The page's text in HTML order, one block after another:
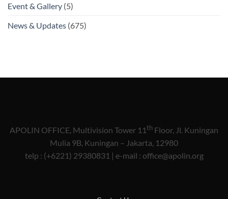
Event & Gallery (5)
News & Updates (675)
APOLIN OFFICE, Multivision Tower 11th Floor, Jl. Kuningan
Mulia 9B, Kuningan – Jakarta, 12980
telp : (+6221) 29380831 | e-mail : office@apolin.org